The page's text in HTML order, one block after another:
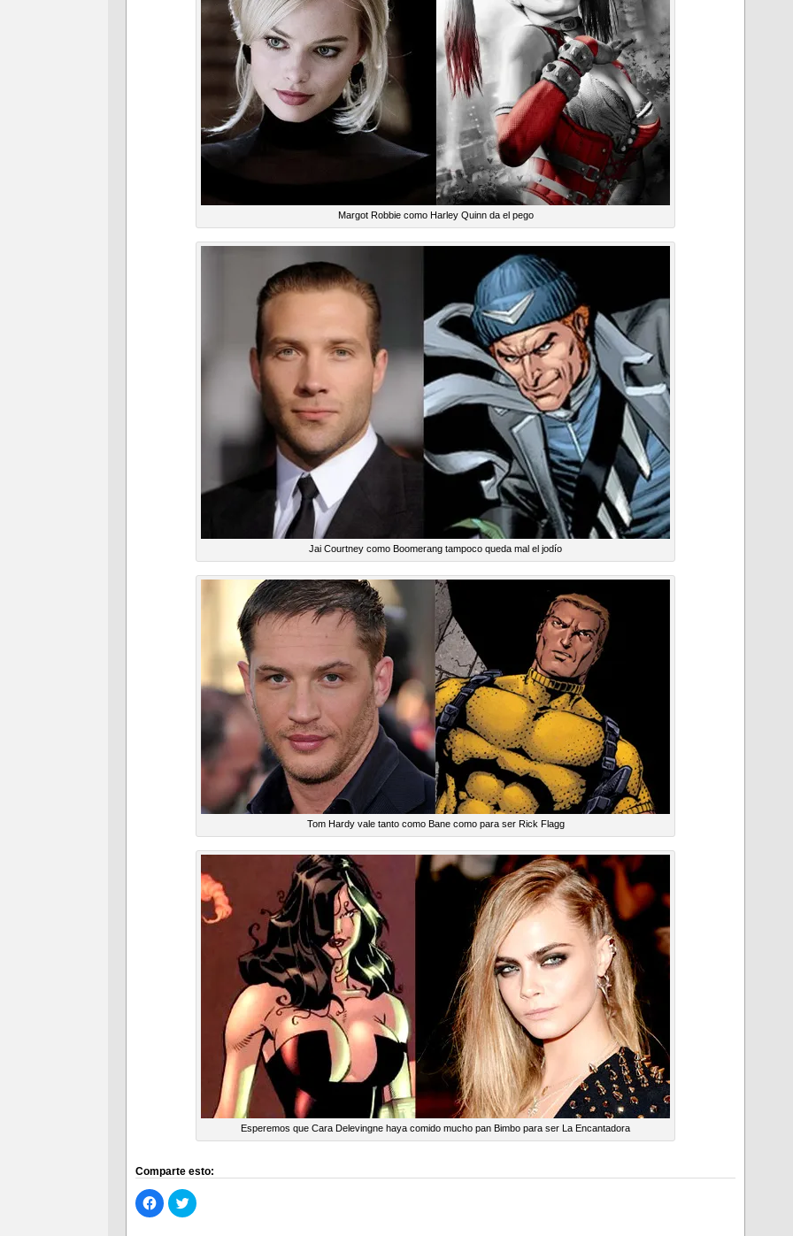
Margot Robbie como Harley Quinn da el pego
Jai Courtney como Boomerang tampoco queda mal el jodío
Tom Hardy vale tanto como Bane como para ser Rick Flagg
Esperemos que Cara Delevingne haya comido mucho pan Bimbo para ser La Encantadora
Comparte esto:
Haz
clic
para
Haz
clic